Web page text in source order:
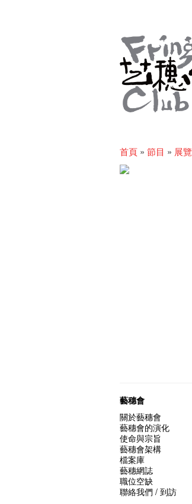
首頁 » 節目 » 展覽
藝穗會
關於藝穗會
藝穗會的演化
使命與宗旨
藝穗會架構
檔案庫
藝穗網誌
職位空缺
聯絡我們 / 到訪